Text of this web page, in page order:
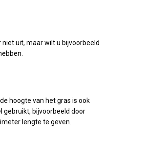
uit, maar wilt u bijvoorbeeld
hoogte van het gras is ook
gebruikt, bijvoorbeeld door
lengte te geven.